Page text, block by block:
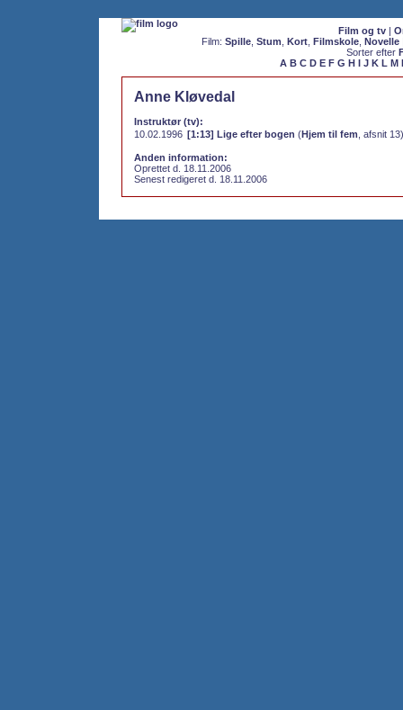
Film og tv|
Film: Spille, Stum Kort, Filmskole, Novelle
Sorter efter
A B C D E F G H I J K L M
Anne Kløvedal
Instruktør (tv):
10.02.1996 [1:13] Lige efter bogen (Hjem til fem , afsnit
Anden information:
Oprettet d. 18.11.2006
Senest redigeret d. 18.11.2006